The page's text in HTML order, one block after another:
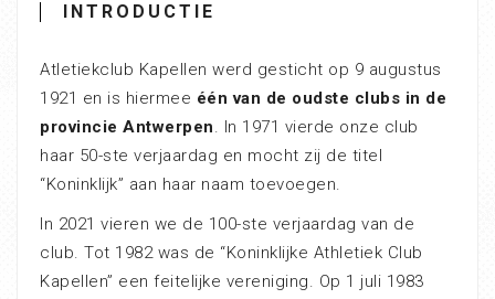
INTRODUCTIE
Atletiekclub Kapellen werd gesticht op 9 augustus
1921 en is hiermee één van de oudste clubs in de
provincie Antwerpen. In 1971 vierde onze club
haar 50-ste verjaardag en mocht zij de titel
“Koninklijk” aan haar naam toevoegen.
In 2021 vieren we de 100-ste verjaardag van de
club. Tot 1982 was de “Koninklijke Athletiek Club
Kapellen” een feitelijke vereniging. Op 1 juli 1983